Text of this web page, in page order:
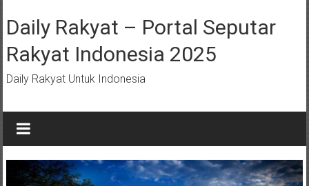
ke
konten
Daily Rakyat – Portal Seputar
Rakyat Indonesia 2025
Daily Rakyat Untuk Indonesia